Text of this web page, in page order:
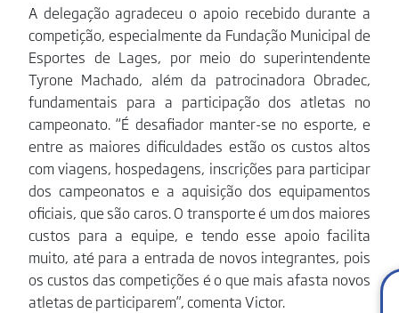
A delegação agradeceu o apoio recebido durante a
competição, especialmente da Fundação Municipal de
Esportes de Lages, por meio do superintendente
Tyrone Machado, além da patrocinadora Obradec,
fundamentais para a participação dos atletas no
campeonato. “É desafiador manter-se no esporte, e
entre as maiores dificuldades estão os custos altos
com viagens, hospedagens, inscrições para participar
dos campeonatos e a aquisição dos equipamentos
oficiais, que são caros. O transporte é um dos maiores
custos para a equipe, e tendo esse apoio facilita
muito, até para a entrada de novos integrantes, pois
os custos das competições é o que mais afasta novos
atletas de participarem”, comenta Victor.